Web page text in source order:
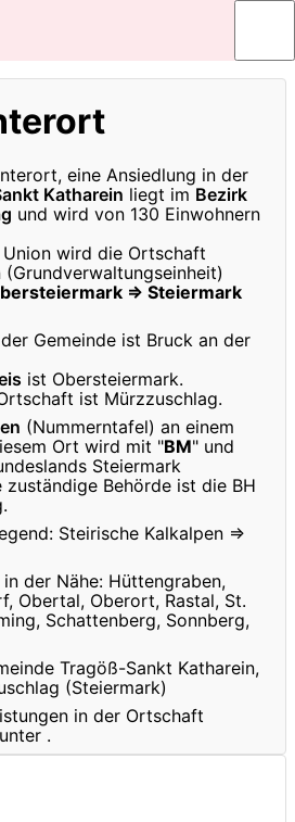
eine Ansiedlung in der
Katharein liegt im Bezirk
und wird von 130 Einwohnern
wird die Ortschaft
⇒ Steiermark
der Gemeinde ist Bruck an der
ist Obersteiermark.
ist Mürzzuschlag.
(Nummerntafel) an einem
Ort wird mit "BM" und
Steiermark
zuständige Behörde ist die BH
Steirische Kalkalpen ⇒
der Nähe: Hüttengraben,
Obertal, Oberort, Rastal, St.
Schattenberg, Sonnberg,
Tragöß-Sankt Katharein,
(Steiermark)
in der Ortschaft
.